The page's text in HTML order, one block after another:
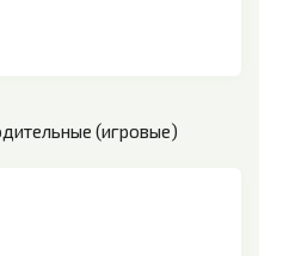
(игровые)